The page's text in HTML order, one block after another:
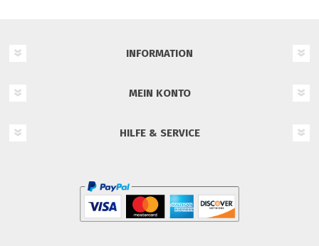
INFORMATION
MEIN KONTO
HILFE & SERVICE